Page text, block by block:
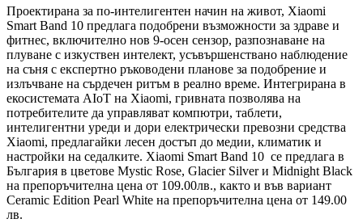
Проектирана за по-интелигентен начин на живот, Xiaomi
Smart Band 10 предлага подобрени възможности за здраве и
фитнес, включително нов 9-осен сензор, разпознаване на
плуване с изкуствен интелект, усъвършенствано наблюдение
на съня с експертно ръководени планове за подобрение и
излъчване на сърдечен ритъм в реално време. Интегрирана в
екосистемата AIoT на Xiaomi, гривната позволява на
потребителите да управляват компютри, таблети,
интелигентни уреди и дори електрически превозни средства
Xiaomi, предлагайки лесен достъп до медии, климатик и
настройки на седалките. Xiaomi Smart Band 10 се предлага в
България в цветове Mystic Rose, Glacier Silver и Midnight Black
на препоръчителна цена от 109.00лв., както и във вариант
Ceramic Edition Pearl White на препоръчителна цена от 149.00
лв.